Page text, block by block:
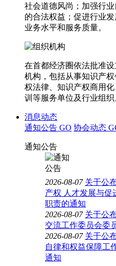
社会道德风尚；加强行
的合法权益；促进行业
业务水平和服务质量。
在首都经济圈依法批准
机构，包括从事知识产
权法律、知识产权商用
训等服务单位及行业组织
消息动态
通知公告 GO 协会动态
通知公告
2026-08-07 关于公
产权 人才发展与促
职责的通知
2026-08-07 关于公
交流工作委员会委
2026-08-07 关于公
自律和权益保障工
通知